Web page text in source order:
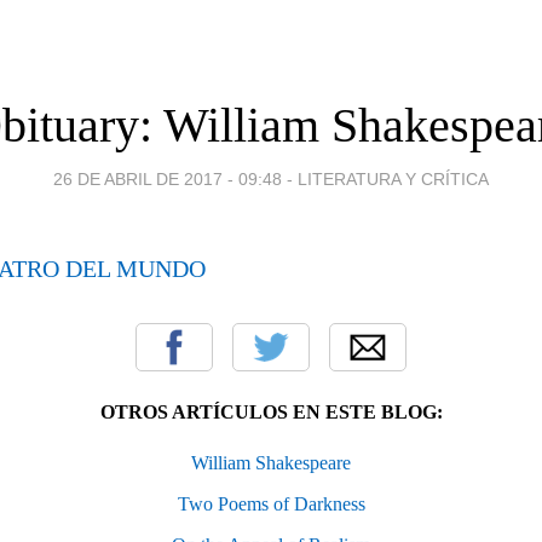
William
26 DE ABRIL DE 2017 - 09:48 - LITERATURA Y CRÍTICA
DEL MUNDO
OTROS ARTÍCULOS EN ESTE BLOG:
William Shakespeare
Two Poems of Darkness